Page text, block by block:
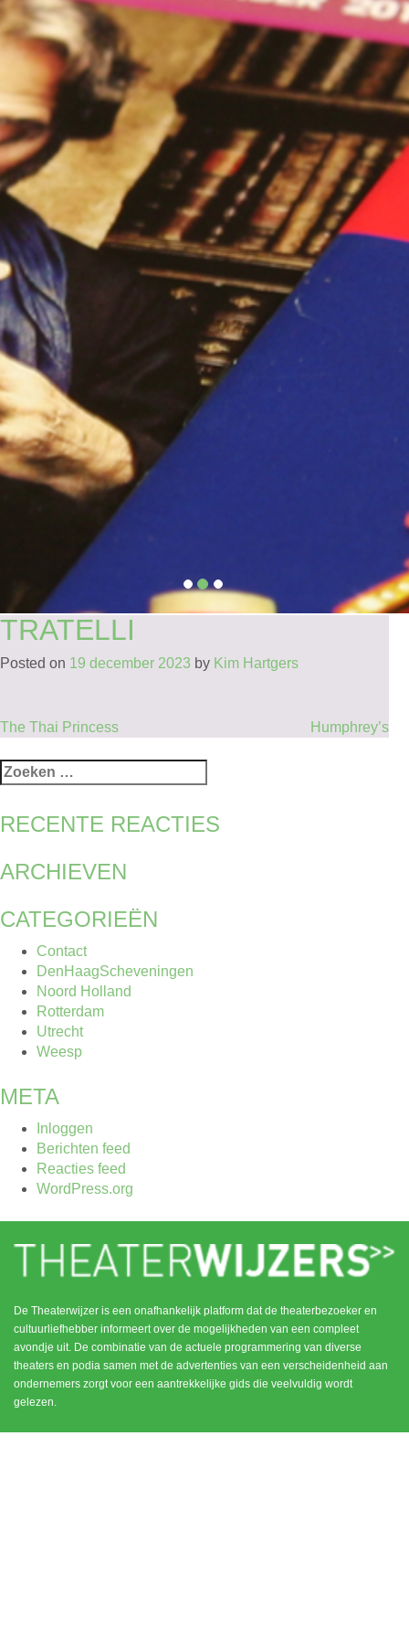
TRATELLI
Posted on 19 december 2023 by Kim Hartgers
BERICHT
NAVIGATIE
The Thai Princess Humphrey’s
Zoeken
naar:
RECENTE REACTIES
ARCHIEVEN
CATEGORIEËN
Contact
DenHaagScheveningen
Noord Holland
Rotterdam
Utrecht
Weesp
META
Inloggen
Berichten feed
Reacties feed
WordPress.org
De Theaterwijzer is een onafhankelijk platform dat de theaterbezoeker en
cultuurliefhebber informeert over de mogelijkheden van een compleet
avondje uit. De combinatie van de actuele programmering van diverse
theaters en podia samen met de advertenties van een verscheidenheid aan
ondernemers zorgt voor een aantrekkelijke gids die veelvuldig wordt
gelezen.